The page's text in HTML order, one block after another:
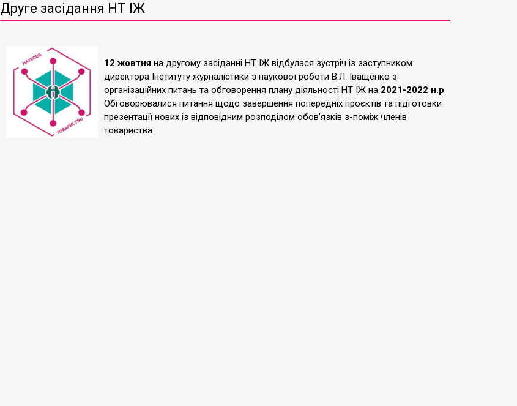
Друге засідання НТ ІЖ
12 жовтня на другому засіданні НТ ІЖ відбулася зустріч із заступником
директора Інституту журналістики з наукової роботи В.Л. Іващенко з
організаційних питань та обговорення плану діяльності НТ ІЖ на 2021-2022 н.р.
Обговорювалися питання щодо завершення попередніх проєктів та підготовки
презентації нових із відповідним розподілом обов’язків з-поміж членів
товариства.